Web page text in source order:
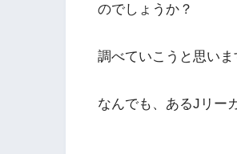
のでしょうか？
調べていこうと思いま
なんでも、あるJリー